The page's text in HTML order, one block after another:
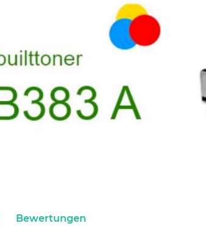
Bewertungen